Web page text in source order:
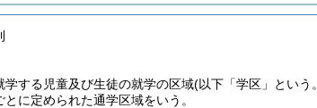
学する児童及び生徒の就学の区域(以下「学区」という
に定められた通学区域をいう。